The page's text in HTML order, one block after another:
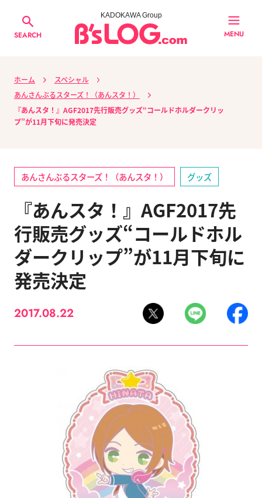
SEARCH
KADOKAWA Group
MENU
ホーム
スペシャル
あんさんぶるスターズ！（あんスタ！）
『あんスタ！』AGF2017先行販売グッズ“コールドホルダークリッ
プ”が11月下旬に発売決定
あんさんぶるスターズ！（あんスタ！） グッズ
『あんスタ！』AGF2017先
行販売グッズ“コールドホル
ダークリップ”が11月下旬に
発売決定
2017.08.22